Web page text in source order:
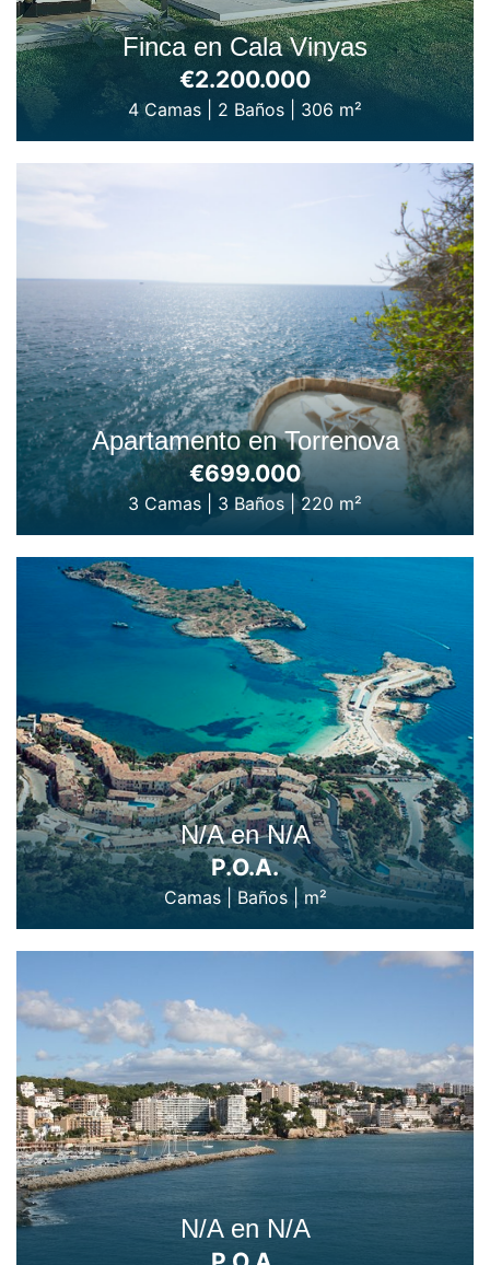
Finca en Cala Vinyas
€2.200.000
4 Camas 2 Baños 306 m²
Apartamento en Torrenova
€699.000
3 Camas 3 Baños | 220 m²
N/A en N/A
P.O.A.
Camas| Baños|m²
N/A en N/A